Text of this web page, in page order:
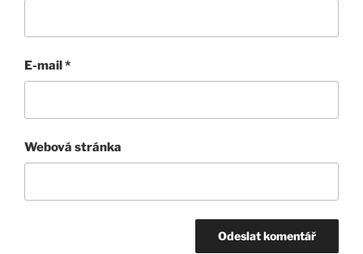
E-mail*
Webová stránka